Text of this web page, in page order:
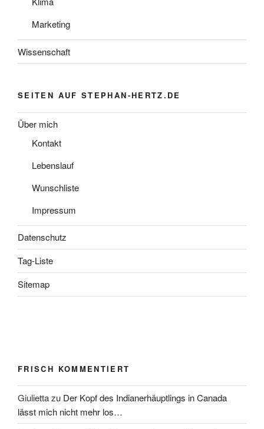
Marketing
Wissenschaft
SEITEN AUF STEPHAN-HERTZ.DE
Über mich
Kontakt
Lebenslauf
Wunschliste
Impressum
Datenschutz
Tag-Liste
Sitemap
FRISCH KOMMENTIERT
Giuliettazu Der Kopf des Indianerhäuptlings in Canada
lässt mich nicht mehr los…